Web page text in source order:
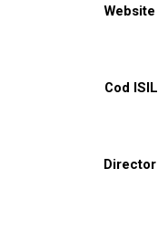
Website
Cod ISIL
Director